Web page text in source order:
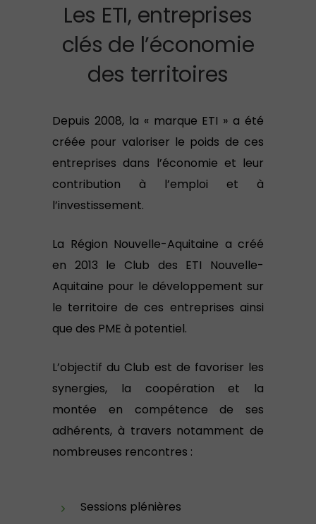
Les ETI, entreprises
clés de l’économie
des territoires
Depuis 2008, la « marque ETI » a été
créée pour valoriser le poids de ces
entreprises dans l’économie et leur
contribution à l’emploi et à
l’investissement.
La Région Nouvelle-Aquitaine a créé
en 2013 le Club des ETI Nouvelle-
Aquitaine pour le développement sur
le territoire de ces entreprises ainsi
que des PME à potentiel.
L’objectif du Club est de favoriser les
synergies, la coopération et la
montée en compétence de ses
adhérents, à travers notamment de
nombreuses rencontres :
Sessions plénières